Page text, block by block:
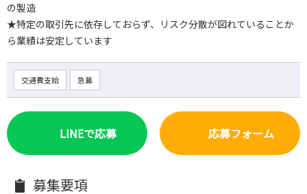
の製造
★特定の取引先に依存しておらず、リスク分散が図れていることか
ら業績は安定しています
交通費支給 急募
LINEで応募 応募フォーム
募集要項